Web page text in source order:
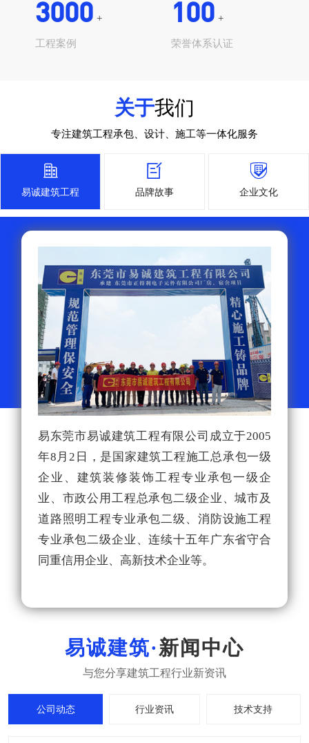
3000 +
工程案例
100 +
荣誉体系认证
关于我们
专注建筑工程承包、设计、施工等一体化服务

易诚建筑工程

品牌故事

企业文化
易东莞市易诚建筑工程有限公司成立于2005
年8月2日，是国家建筑工程施工总承包一级
企业、建筑装修装饰工程专业承包一级企
业、市政公用工程总承包二级企业、城市及
道路照明工程专业承包二级、消防设施工程
专业承包二级企业、连续十五年广东省守合
同重信用企业、高新技术企业等。
新闻中心
公司动态 行业资讯 技术支持